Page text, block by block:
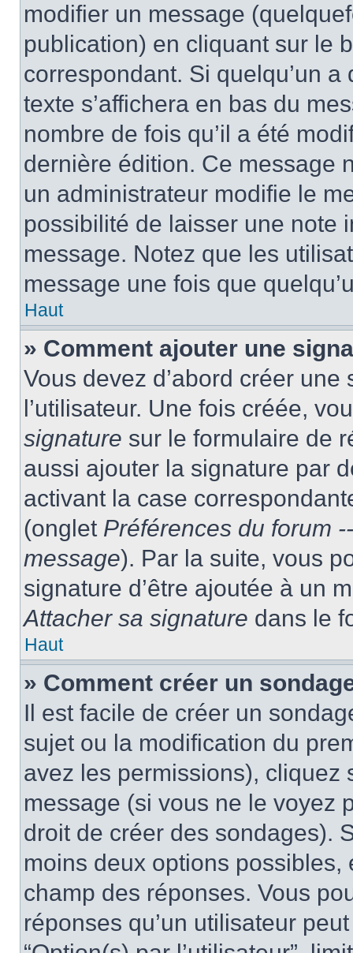
modifier un message
publication) en cliquant sur le
correspondant. Si quelqu’un
texte s’affichera en bas du
nombre de fois qu’il a été
dernière édition. Ce message
un administrateur modifie le
possibilité de laisser une note
message. Notez que les
message une fois que
Haut
» Comment ajouter une
Vous devez d’abord créer
l’utilisateur. Une fois créée,
signature sur le formulaire de
aussi ajouter la signature par
activant la case
(onglet Préférences du forum
message). Par la suite, vous
signature d’être ajoutée à un
Attacher sa signature dans le
Haut
» Comment créer un
Il est facile de créer un
sujet ou la modification du
avez les permissions), cliquez
message (si vous ne le voyez
droit de créer des sondages).
moins deux options
champ des réponses. Vous
réponses qu’un utilisateur